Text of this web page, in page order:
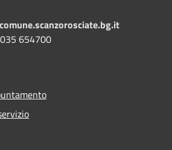
654700